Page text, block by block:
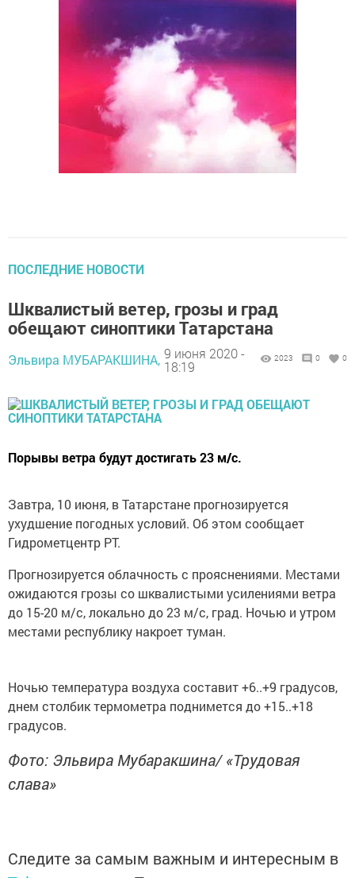
ПОСЛЕДНИЕ НОВОСТИ
Шквалистый ветер, грозы и град
обещают синоптики Татарстана
Эльвира МУБАРАКШИНА, 9 июня 2020 -
18:19
2023 0 0
Порывы ветра будут достигать 23 м/с.
Завтра, 10 июня, в Татарстане прогнозируется
ухудшение погодных условий. Об этом сообщает
Гидрометцентр РТ.
Прогнозируется облачность с прояснениями. Местами
ожидаются грозы со шквалистыми усилениями ветра
до 15-20 м/с, локально до 23 м/с, град. Ночью и утром
местами республику накроет туман.
Ночью температура воздуха составит +6..+9 градусов,
днем столбик термометра поднимется до +15..+18
градусов.
Фото: Эльвира Мубаракшина/ «Трудовая
слава»
Следите за самым важным и интересным в